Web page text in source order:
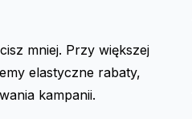
mniej. Przy większej
elastyczne rabaty,
kampanii.